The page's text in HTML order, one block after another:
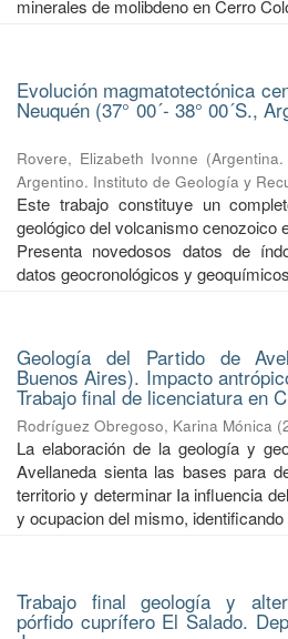
minerales de molibdeno en Cerro
Evolución magmatotectónica
Neuquén (37° 00´- 38° 00´S.,
Rovere, Elizabeth Ivonne (
Argentino. Instituto de Geología y
Este trabajo constituye un
geológico del volcanismo cenozoico
Presenta novedosos datos de
datos geocronológicos y
Geología del Partido de
Buenos Aires). Impacto
Trabajo final de licenciatura en
Rodríguez Obregoso, Karina Mónica (
La elaboración de la geología y
Avellaneda sienta las bases para
territorio y determinar Ia inﬂuencia
y ocupacion del mismo, identiﬁcando
Trabajo final geología y
pórfido cuprífero El Salado.